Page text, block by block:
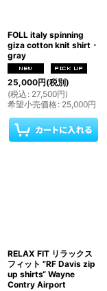
FOLL italy spinning
giza cotton knit shirt・
gray
25,000円(税別)
(税込 : 27,500円)
希望小売価格: 25,000円
RELAX FIT リラックス
フィット ”RF Davis zip
up shirts“ Wayne
Contry Airport